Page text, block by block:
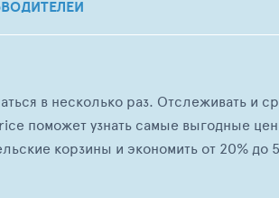
в несколько раз. Отслеживать и
поможет узнать самые выгодные
корзины и экономить от 20% до